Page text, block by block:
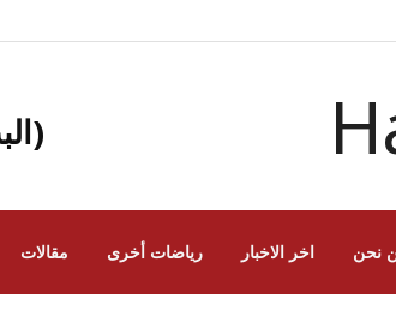
نحن اخر الاخبار رياضات أخرى مقالات